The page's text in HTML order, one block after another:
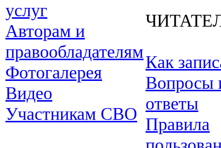
услуг
Авторам и
правообладателям
Фотогалерея
Видео
Участникам СВО
Как
Вопросы
ответы
Правила